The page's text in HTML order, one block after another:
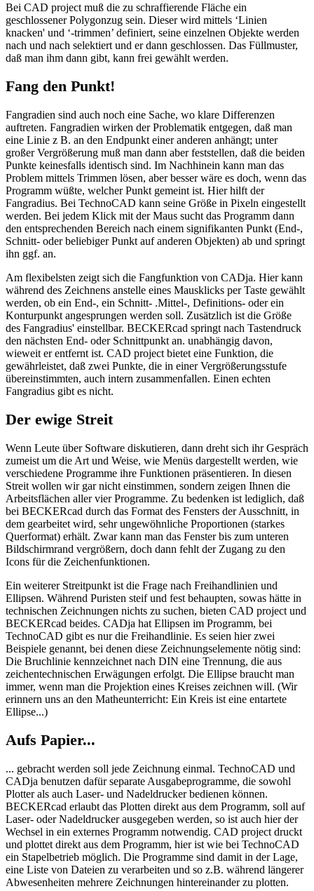
Bei CAD project muß die zu schraffierende Fläche ein
geschlossener Polygonzug sein. Dieser wird mittels ‘Linien
knacken' und ‘-trimmen’ definiert, seine einzelnen Objekte werden
nach und nach selektiert und er dann geschlossen. Das Füllmuster,
daß man ihm dann gibt, kann frei gewählt werden.
Fang den Punkt!
Fangradien sind auch noch eine Sache, wo klare Differenzen
auftreten. Fangradien wirken der Problematik entgegen, daß man
eine Linie z B. an den Endpunkt einer anderen anhängt; unter
großer Vergrößerung muß man dann aber feststellen, daß die beiden
Punkte keinesfalls identisch sind. Im Nachhinein kann man das
Problem mittels Trimmen lösen, aber besser wäre es doch, wenn das
Programm wüßte, welcher Punkt gemeint ist. Hier hilft der
Fangradius. Bei TechnoCAD kann seine Größe in Pixeln eingestellt
werden. Bei jedem Klick mit der Maus sucht das Programm dann
den entsprechenden Bereich nach einem signifikanten Punkt (End-,
Schnitt- oder beliebiger Punkt auf anderen Objekten) ab und springt
ihn ggf. an.
Am flexibelsten zeigt sich die Fangfunktion von CADja. Hier kann
während des Zeichnens anstelle eines Mausklicks per Taste gewählt
werden, ob ein End-, ein Schnitt- .Mittel-, Definitions- oder ein
Konturpunkt angesprungen werden soll. Zusätzlich ist die Größe
des Fangradius' einstellbar. BECKERcad springt nach Tastendruck
den nächsten End- oder Schnittpunkt an. unabhängig davon,
wieweit er entfernt ist. CAD project bietet eine Funktion, die
gewährleistet, daß zwei Punkte, die in einer Vergrößerungsstufe
übereinstimmten, auch intern zusammenfallen. Einen echten
Fangradius gibt es nicht.
Der ewige Streit
Wenn Leute über Software diskutieren, dann dreht sich ihr Gespräch
zumeist um die Art und Weise, wie Menüs dargestellt werden, wie
verschiedene Programme ihre Funktionen präsentieren. In diesen
Streit wollen wir gar nicht einstimmen, sondern zeigen Ihnen die
Arbeitsflächen aller vier Programme. Zu bedenken ist lediglich, daß
bei BECKERcad durch das Format des Fensters der Ausschnitt, in
dem gearbeitet wird, sehr ungewöhnliche Proportionen (starkes
Querformat) erhält. Zwar kann man das Fenster bis zum unteren
Bildschirmrand vergrößern, doch dann fehlt der Zugang zu den
Icons für die Zeichenfunktionen.
Ein weiterer Streitpunkt ist die Frage nach Freihandlinien und
Ellipsen. Während Puristen steif und fest behaupten, sowas hätte in
technischen Zeichnungen nichts zu suchen, bieten CAD project und
BECKERcad beides. CADja hat Ellipsen im Programm, bei
TechnoCAD gibt es nur die Freihandlinie. Es seien hier zwei
Beispiele genannt, bei denen diese Zeichnungselemente nötig sind:
Die Bruchlinie kennzeichnet nach DIN eine Trennung, die aus
zeichentechnischen Erwägungen erfolgt. Die Ellipse braucht man
immer, wenn man die Projektion eines Kreises zeichnen will. (Wir
erinnern uns an den Matheunterricht: Ein Kreis ist eine entartete
Ellipse...)
Aufs Papier...
... gebracht werden soll jede Zeichnung einmal. TechnoCAD und
CADja benutzen dafür separate Ausgabeprogramme, die sowohl
Plotter als auch Laser- und Nadeldrucker bedienen können.
BECKERcad erlaubt das Plotten direkt aus dem Programm, soll auf
Laser- oder Nadeldrucker ausgegeben werden, so ist auch hier der
Wechsel in ein externes Programm notwendig. CAD project druckt
und plottet direkt aus dem Programm, hier ist wie bei TechnoCAD
ein Stapelbetrieb möglich. Die Programme sind damit in der Lage,
eine Liste von Dateien zu verarbeiten und so z.B. während längerer
Abwesenheiten mehrere Zeichnungen hintereinander zu plotten.